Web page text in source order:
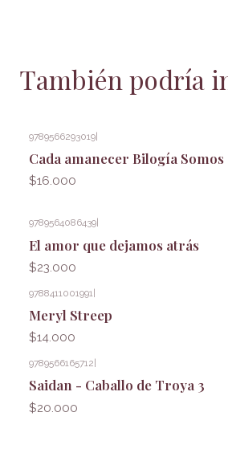
También podría
9789566293019
Cada amanecer Bilogía Somos
$16.000
9789564086439
El amor que dejamos atrás
$23.000
9788411001991 |
Meryl Streep
$14.000
9789566165712
Saidan - Caballo de Troya 3
$20.000